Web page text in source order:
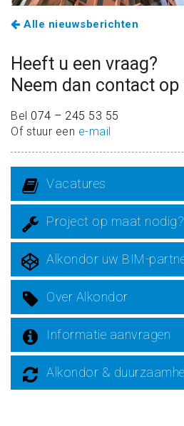
Alle nieuwsberichten
Heeft u een vraag?
Neem dan contact op
Bel 074 – 245 53 55
Of stuur een e-mail
Vacatures
Project op maat nodig?
Alkondor uw BIM-
Over Alkondor
Informatie aanvragen
Alkondor &